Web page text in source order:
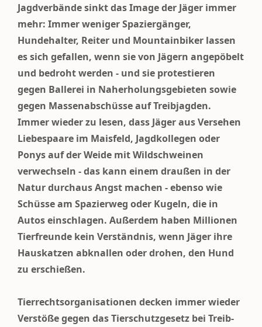
Jagdverbände sinkt das Image der Jäger immer
mehr: Immer weniger Spaziergänger,
Hundehalter, Reiter und Mountainbiker lassen
es sich gefallen, wenn sie von Jägern angepöbelt
und bedroht werden - und sie protestieren
gegen Ballerei in Naherholungsgebieten sowie
gegen Massenabschüsse auf Treibjagden.
Immer wieder zu lesen, dass Jäger aus Versehen
Liebespaare im Maisfeld, Jagdkollegen oder
Ponys auf der Weide mit Wildschweinen
verwechseln - das kann einem draußen in der
Natur durchaus Angst machen - ebenso wie
Schüsse am Spazierweg oder Kugeln, die in
Autos einschlagen. Außerdem haben Millionen
Tierfreunde kein Verständnis, wenn Jäger ihre
Hauskatzen abknallen oder drohen, den Hund
zu erschießen.
Tierrechtsorganisationen decken immer wieder
Verstöße gegen das Tierschutzgesetz bei Treib-